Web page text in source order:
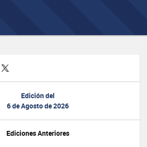
Edición del
6 de Agosto de 2026
Ediciones Anteriores